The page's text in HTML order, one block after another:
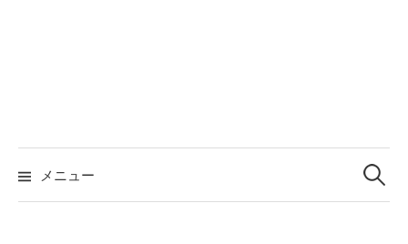
メニュー
検
索: